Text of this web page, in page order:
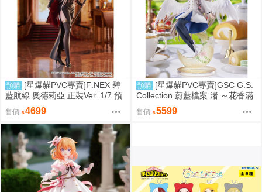
預購 [星爆貓PVC專賣]F:NEX 碧
藍航線 奧德莉亞 正裝Ver. 1/7 預
計2027/06到貨
售價 4699
預購 [星爆貓PVC專賣]GSC G.S.
Collection 蔚藍檔案 渚 ～花香滿
溢的微笑～ 預計2027/12到貨
售價 5599